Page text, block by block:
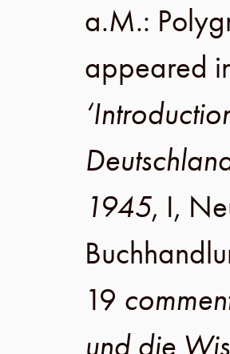
a.M.:
appeared
1945, I,
19
und die